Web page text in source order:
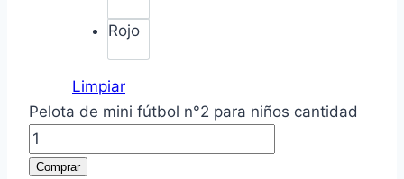
Rojo
Limpiar
Pelota de mini fútbol n°2 para niños cantidad
Comprar